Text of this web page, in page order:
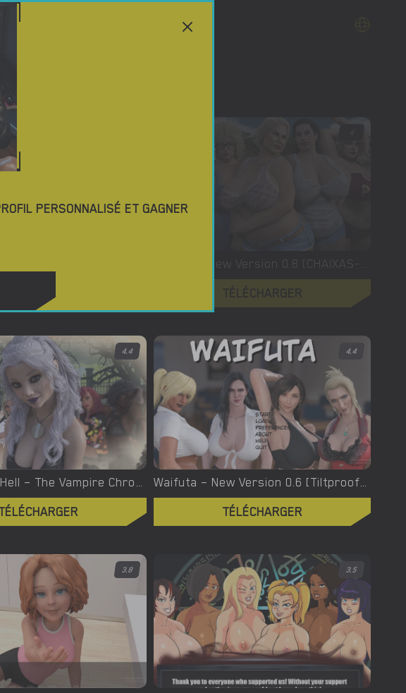
BLOG
TÉLÉCHARGER
4.4
Welcome To Hell – The Vampire Chronicles – New Version 0.1.0 Remastered [NoobPRO Games]
4.4
Waifuta – New Version 0.6 [Tiltproofno]
TÉLÉCHARGER
3.8 3.5
PERSONNALISÉ ET GAGNER